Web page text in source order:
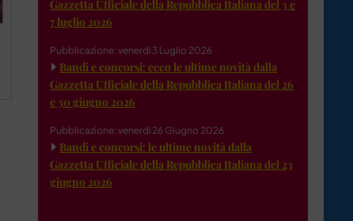
Gazzetta Ufficiale della Repubblica Italiana del 3 e
7 luglio 2026
Pubblicazione: venerdì 3 Luglio 2026
Bandi e concorsi: ecco le ultime novità dalla
Gazzetta Ufficiale della Repubblica Italiana del 26
e 30 giugno 2026
Pubblicazione: venerdì 26 Giugno 2026
Bandi e concorsi: le ultime novità dalla
Gazzetta Ufficiale della Repubblica Italiana del 23
giugno 2026